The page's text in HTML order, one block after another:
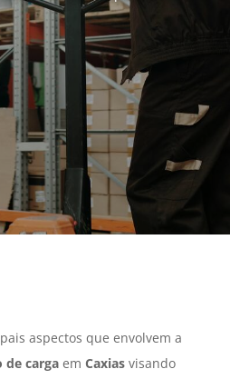
aspectos que envolvem a
de cargaem Caxiasvisando